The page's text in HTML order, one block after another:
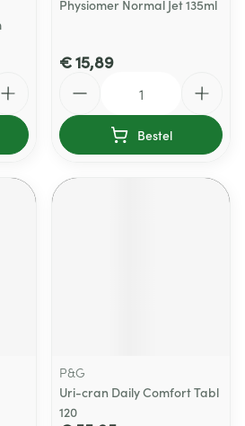
Physiomer Normal Jet 135ml
€ 15,89
Bestel
P&G
Uri-cran Daily Comfort Tabl
120